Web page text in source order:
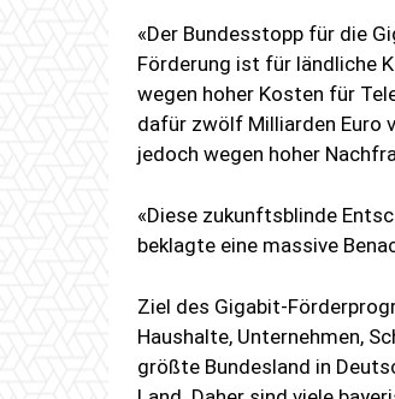
«Der Bundesstopp für die
Förderung ist für ländliche
wegen hoher Kosten für
dafür zwölf Milliarden Euro
jedoch wegen hoher
«Diese zukunftsblinde
beklagte eine massive
Ziel des Gigabit-
Haushalte, Unternehmen,
größte Bundesland in